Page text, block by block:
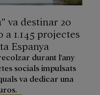
va destinar 20
a 1.145 projectes
Espanya
durant l'any
socials impulsats
va dedicar una